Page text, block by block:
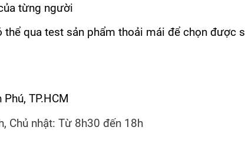
từng người
qua test sản phẩm thoải mái để chọn được
TP.HCM
Chủ nhật: Từ 8h30 đến 18h